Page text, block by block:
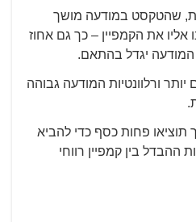
שהטקסט במודעה מושך
אליו את הקמפיין – כך גם אחוז
יגדל בהתאם.
ורלוונטיות המודעה גבוהה
תוציאו פחות כסף כדי להביא
ההבדל בין קמפיין רווחי